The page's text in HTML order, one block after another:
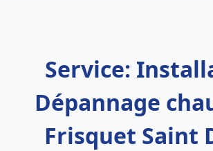
Service:
Dépannage
Frisquet Saint